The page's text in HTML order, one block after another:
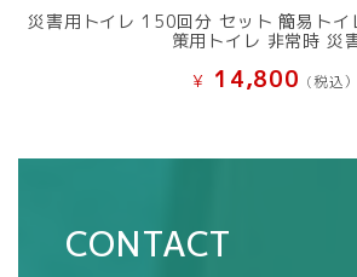
災害用トイレ 150回分 セット 簡易トイ
策用トイレ 非常時 災
¥ 14,800 (税込）
CONTACT